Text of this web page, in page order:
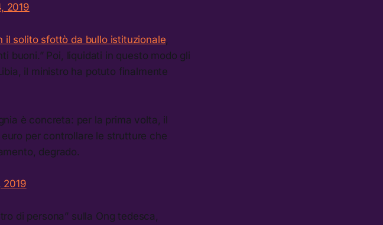
2019
il solito sfottò da bullo istituzionale
buoni.” Poi, liquidati in questo modo gli
il ministro ha potuto finalmente
è concreta: per la prima volta, il
per controllare le strutture che
degrado.
2019
di persona” sulla Ong tedesca,